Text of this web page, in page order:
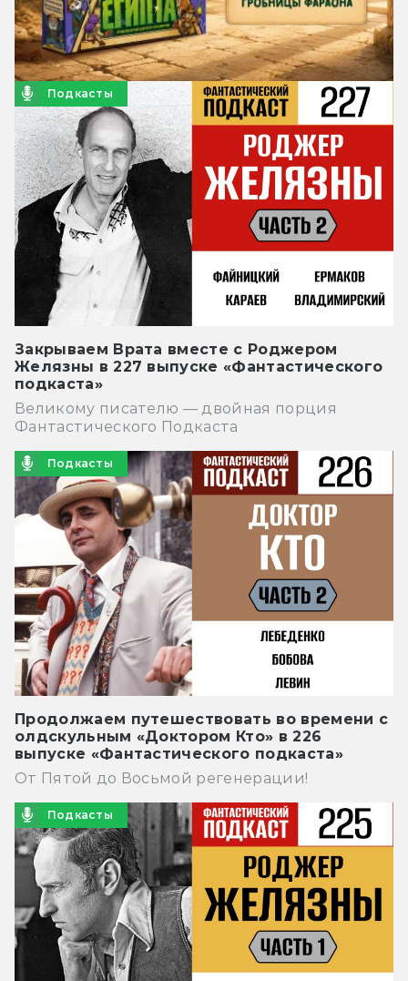
Подкасты
Закрываем Врата вместе с Роджером
Желязны в 227 выпуске «Фантастического
подкаста»
Великому писателю — двойная порция
Фантастического Подкаста
Подкасты
Продолжаем путешествовать во времени с
олдскульным «Доктором Кто» в 226
выпуске «Фантастического подкаста»
От Пятой до Восьмой регенерации!
Подкасты